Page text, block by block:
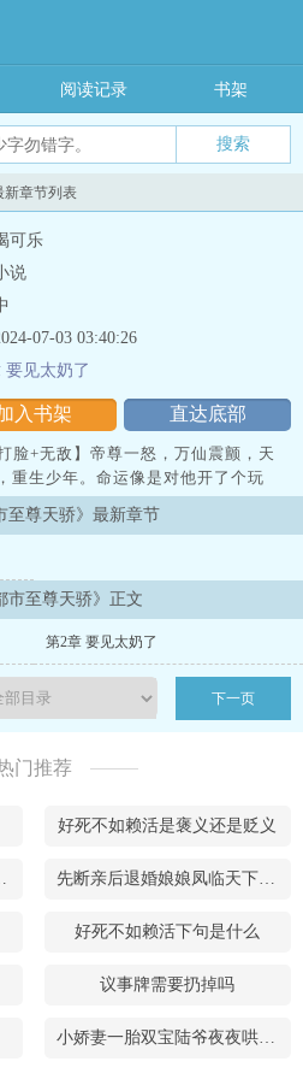
搜索
阅读记录 书架
新章节列表
可乐
说
入书架 直达底部
07-03 03:40:26
要见太奶了
脸+无敌】帝尊一怒，万仙震颤，天
重生少年。命运像是对他开了个玩
陷害他，险些家破人亡，自己也差点
所有遗憾，找回旧爱。并且发现前世
尽机缘。而他在地球流下一句话，
至尊天骄》最新章节
市至尊天骄》正文
第2章 要见太奶了
下一页
门推荐
好死不如赖活是褒义还是贬义
绒免费 先断亲后退婚娘娘凤临天下正版
好死不如赖活下句是什么
议事牌需要扔掉吗
小娇妻一胎双宝陆爷夜夜哄百度